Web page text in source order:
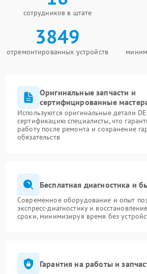
сотрудников в штате
3849
отремонтированных устройств
Оригинальные запчасти и
сертифицированные
Используются оригинальные детали
сертификацию специалисты, что
работу после ремонта и сохранение
обязательств
Бесплатная диагностика и
Современное оборудование и опыт
экспресс-диагностику и
сроки, минимизируя время без
Гарантия на работы и